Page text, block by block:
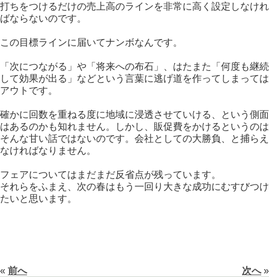
打ちをつけるだけの売上高のラインを非常に高く設定しなけれ
ばならないのです。
この目標ラインに届いてナンボなんです。
「次につながる」や「将来への布石」、はたまた「何度も継続
して効果が出る」などという言葉に逃げ道を作ってしまっては
アウトです。
確かに回数を重ねる度に地域に浸透させていける、という側面
はあるのかも知れません。しかし、販促費をかけるというのは
そんな甘い話ではないのです。会社としての大勝負、と捕らえ
なければなりません。
フェアについてはまだまだ反省点が残っています。
それらをふまえ、次の春はもう一回り大きな成功にむすびつけ
たいと思います。
« 前へ 次へ»